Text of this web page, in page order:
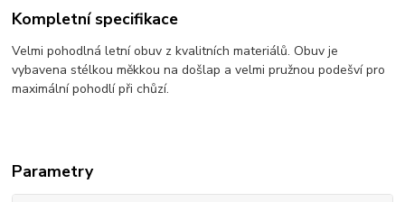
Kompletní specifikace
Velmi pohodlná letní obuv z kvalitních materiálů. Obuv je
vybavena stélkou měkkou na došlap a velmi pružnou podešví pro
maximální pohodlí při chůzí.
Parametry